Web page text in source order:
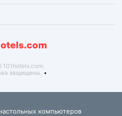
защищены.
компьютеров